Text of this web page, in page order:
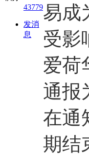
43779
发消
息
易成
受影
爱荷
通报
在通
期结